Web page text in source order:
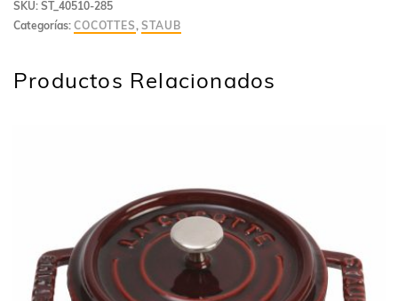
SKU: ST_40510-285
Categorías: COCOTTES, STAUB
Productos Relacionados